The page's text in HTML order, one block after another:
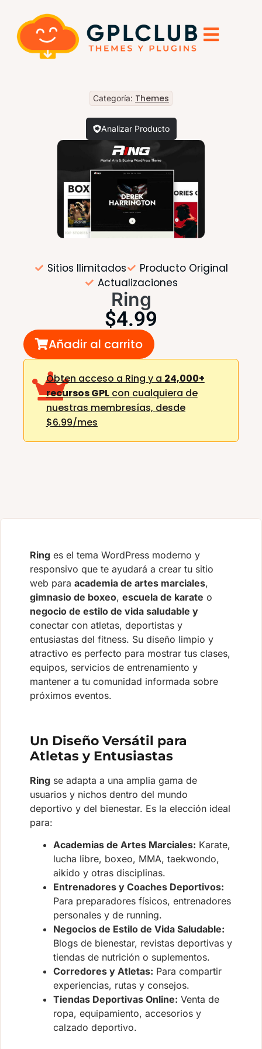
Categoría: Themes
Analizar Producto
Sitios Ilimitados
Producto Original
Actualizaciones
Ring
$4.99
Añadir al carrito
Obten acceso a Ring y a 24,000+
recursos GPLcon cualquiera de
nuestras membresías, desde
$6.99/mes
Ring es el tema WordPress moderno y
responsivo que te ayudará a crear tu sitio
web para academia de artes marciales,
gimnasio de boxeo, escuela de karate o
negocio de estilo de vida saludable y
conectar con atletas, deportistas y
entusiastas del fitness. Su diseño limpio y
atractivo es perfecto para mostrar tus clases,
equipos, servicios de entrenamiento y
mantener a tu comunidad informada sobre
próximos eventos.
Un Diseño Versátil para
Atletas y Entusiastas
Ring se adapta a una amplia gama de
usuarios y nichos dentro del mundo
deportivo y del bienestar. Es la elección ideal
para:
Academias de Artes Marciales: Karate,
lucha libre, boxeo, MMA, taekwondo,
aikido y otras disciplinas.
Entrenadores y Coaches Deportivos:
Para preparadores físicos, entrenadores
personales y de running.
Negocios de Estilo de Vida Saludable:
Blogs de bienestar, revistas deportivas y
tiendas de nutrición o suplementos.
Corredores y Atletas: Para compartir
experiencias, rutas y consejos.
Tiendas Deportivas Online: Venta de
ropa, equipamiento, accesorios y
calzado deportivo.